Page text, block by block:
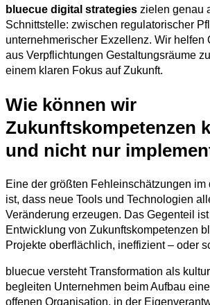
bluecue digital strategies zielen genau
Schnittstelle: zwischen regulatorischer
unternehmerischer Exzellenz. Wir helfen
aus Verpflichtungen Gestaltungsräume
einem klaren Fokus auf Zukunft.
Wie können wir
Zukunftskompetenzen
und nicht nur
Eine der größten Fehleinschätzungen im
ist, dass neue Tools und Technologien
Veränderung erzeugen. Das Gegenteil
Entwicklung von Zukunftskompetenzen
Projekte oberflächlich, ineffizient – oder
bluecue versteht Transformation als
begleiten Unternehmen beim Aufbau
offenen Organisation, in der